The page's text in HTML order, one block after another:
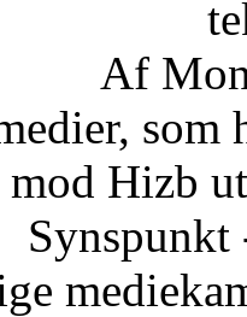
Af
som
mod Hizb
Synspunkt